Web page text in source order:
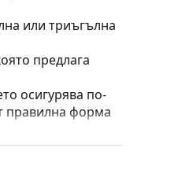
или триъгълна
предлага
осигурява по-
правилна форма